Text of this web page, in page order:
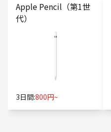
Apple Pencil（第1世
代）
3日間:800円~